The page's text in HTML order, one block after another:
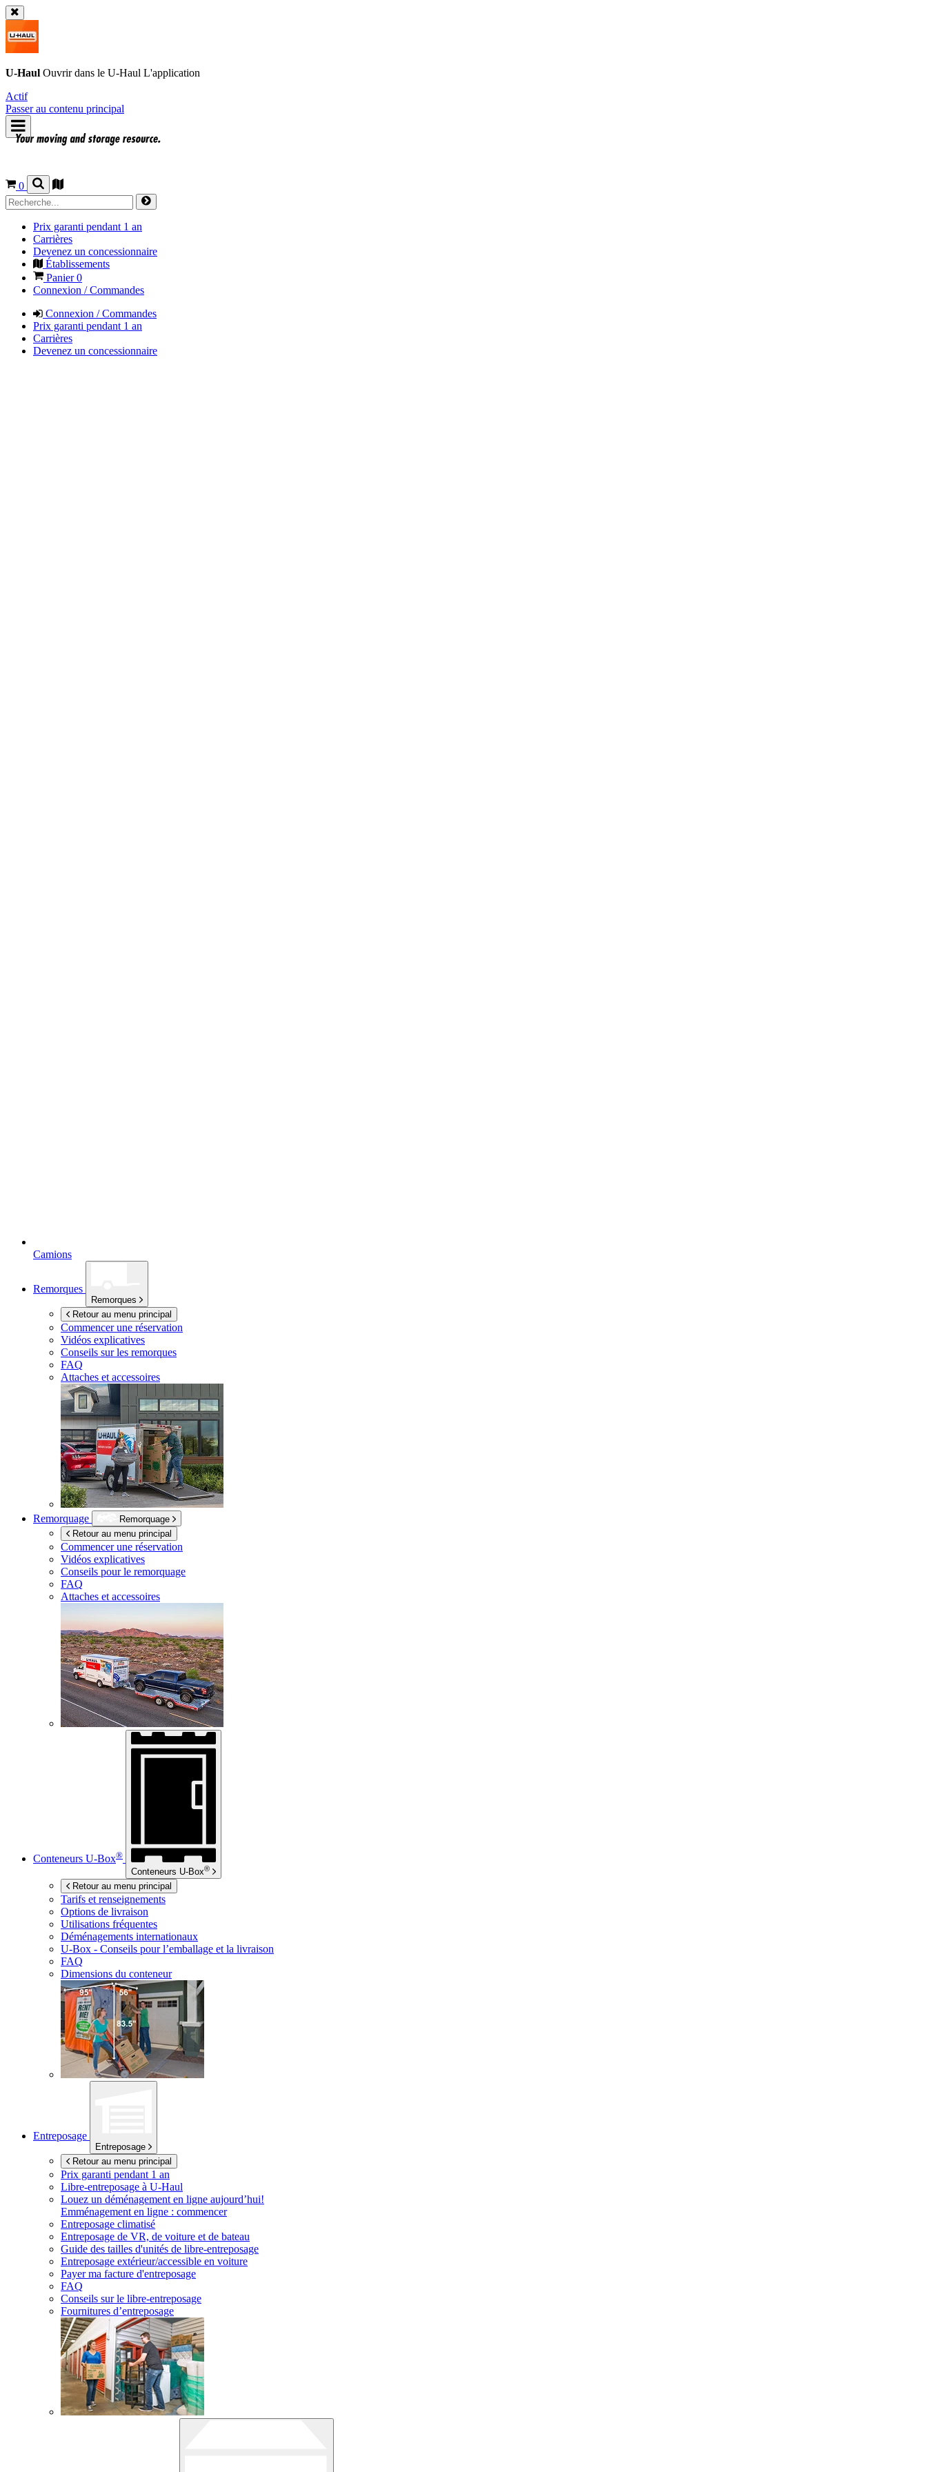
U-Haul Ouvrir dans le U-Haul L'application
Actif
Passer au contenu principal
0
Prix garanti pendant 1 an
Carrières
Devenez un concessionnaire
Établissements
Panier0
Connexion / Commandes
Connexion / Commandes
Prix garanti pendant 1 an
Carrières
Devenez un concessionnaire
Camions
Remorques
Remorques
Retour au menu principal
Commencer une réservation
Vidéos explicatives
Conseils sur les remorques
FAQ
Attaches et accessoires
Remorquage
Remorquage
Retour au menu principal
Commencer une réservation
Vidéos explicatives
Conseils pour le remorquage
FAQ
Attaches et accessoires
Conteneurs U-Box®
Conteneurs U-Box®
Retour au menu principal
Tarifs et renseignements
Options de livraison
Utilisations fréquentes
Déménagements internationaux
U-Box - Conseils pour l’emballage et la livraison
FAQ
Dimensions du conteneur
Entreposage
Entreposage
Retour au menu principal
Prix garanti pendant 1 an
Libre-entreposage à U-Haul
Louez un déménagement en ligne aujourd’hui!
Emménagement en ligne : commencer
Entreposage climatisé
Entreposage de VR, de voiture et de bateau
Guide des tailles d'unités de libre-entreposage
Entreposage extérieur/accessible en voiture
Payer ma facture d'entreposage
FAQ
Conseils sur le libre-entreposage
Fournitures d’entreposage